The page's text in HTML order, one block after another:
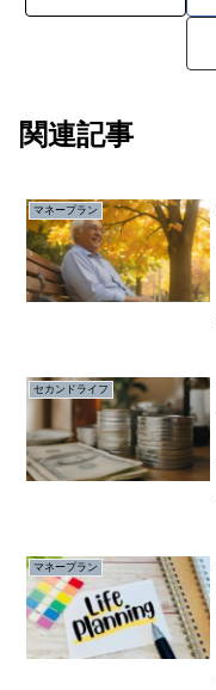
関連記事
マネープラン
セカンドライフ
マネープラン